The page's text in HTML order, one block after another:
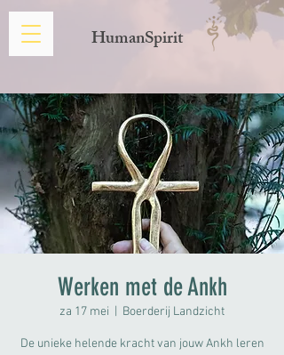
HumanSpirit
Werken met de Ankh
za 17 mei Boerderij Landzicht
De unieke helende kracht van jouw Ankh leren